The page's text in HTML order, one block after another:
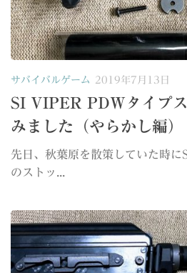
サバイバルゲーム 2019年7月13日
SI VIPER PDWタイプ
みました（やらかし編）
先日、秋葉原を散策していた時
のストッ...